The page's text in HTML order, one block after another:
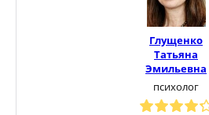
Глущенко
Татьяна
Эмильевна
психолог